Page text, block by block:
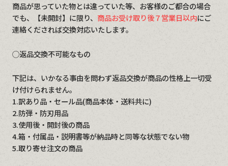
商品が思っていた物とは違っていた等、お客様のご都合の場合
でも、【未開封】に限り、 商品お受け取り後７営業日以内にご
連絡くだされば交換対応いたします。
◯返品交換不可能なもの
下記は、いかなる事由を問わず返品交換が商品の性格上一切受
け付けられません。
1.訳あり品・セール品(商品本体・送料共に)
2.防弾・防刃用品
3.使用後・開封後の商品
4.箱・付属品・説明書等が納品時と同等な状態でない物
5.取り寄せ注文の商品